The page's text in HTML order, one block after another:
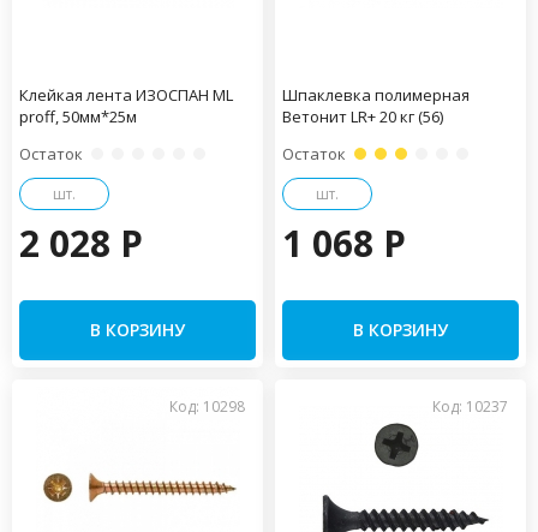
Клейкая лента ИЗОСПАН ML
proff, 50мм*25м
Остаток
шт.
2 028 P
В КОРЗИНУ
Шпаклевка полимерная
Ветонит LR+ 20 кг (56)
Остаток
шт.
1 068 P
В КОРЗИНУ
Код: 10298 Код: 10237